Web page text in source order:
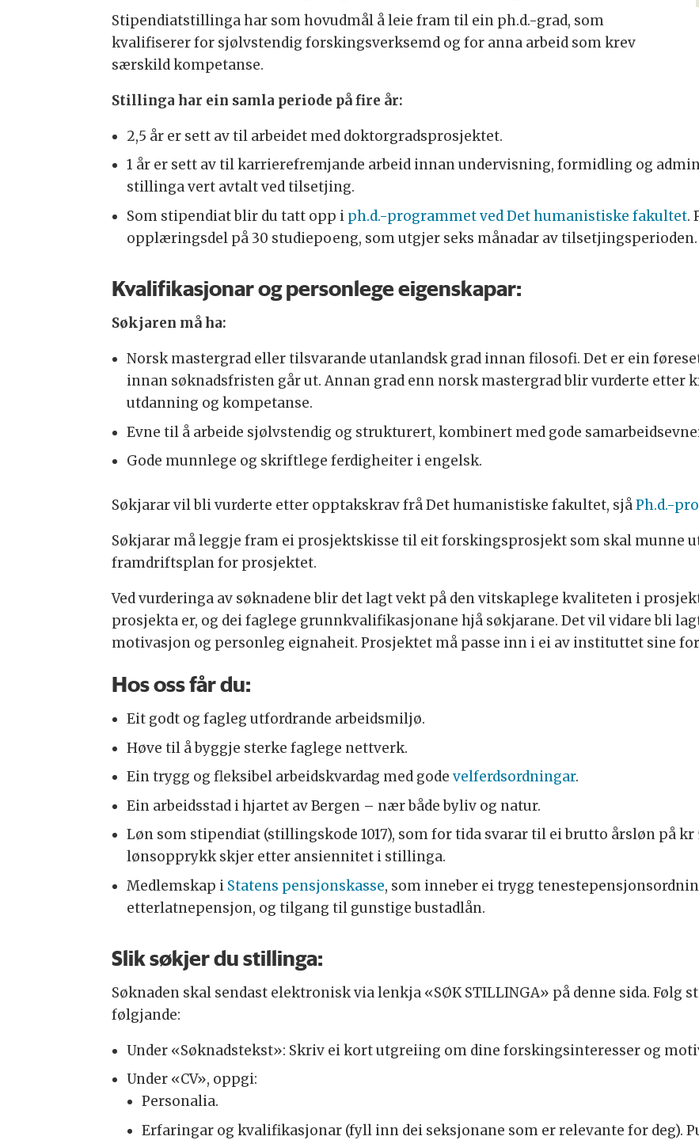
Stipendiatstillinga har som hovudmål å leie fram til ein ph.d.-grad, som
kvalifiserer for sjølvstendig forskingsverksemd og for anna arbeid som krev
særskild kompetanse.
Stillinga har ein samla periode på fire år:
2,5 år er sett av til arbeidet med doktorgradsprosjektet.
1 år er sett av til karrierefremjande arbeid innan undervisning, formidling og
stillinga vert avtalt ved tilsetjing.
Som stipendiat blir du tatt opp i ph.d.-programmet ved Det humanistiske fakultet.
opplæringsdel på 30 studiepoeng, som utgjer seks månadar av tilsetjingsperioden.
Kvalifikasjonar og personlege eigenskapar:
Søkjaren må ha:
Norsk mastergrad eller tilsvarande utanlandsk grad innan filosofi. Det er ein
innan søknadsfristen går ut. Annan grad enn norsk mastergrad blir vurderte etter
utdanning og kompetanse.
Evne til å arbeide sjølvstendig og strukturert, kombinert med gode
Gode munnlege og skriftlege ferdigheiter i engelsk.
Søkjarar vil bli vurderte etter opptakskrav frå Det humanistiske fakultet, sjåPh.d.-
Søkjarar må leggje fram ei prosjektskisse til eit forskingsprosjekt som skal munne
framdriftsplan for prosjektet.
Ved vurderinga av søknadene blir det lagt vekt på den vitskaplege kvaliteten i
prosjekta er, og dei faglege grunnkvalifikasjonane hjå søkjarane. Det vil vidare bli
motivasjon og personleg eignaheit. Prosjektet må passe inn i ei av instituttet sine
Hos oss får du:
Eit godt og fagleg utfordrande arbeidsmiljø.
Høve til å byggje sterke faglege nettverk.
Ein trygg og fleksibel arbeidskvardag med gode velferdsordningar.
Ein arbeidsstad i hjartet av Bergen – nær både byliv og natur.
Løn som stipendiat (stillingskode 1017), som for tida svarar til ei brutto årsløn på
lønsopprykk skjer etter ansiennitet i stillinga.
Medlemskap i Statens pensjonskasse, som inneber ei trygg
etterlatnepensjon, og tilgang til gunstige bustadlån.
Slik søkjer du stillinga:
Søknaden skal sendast elektronisk via lenkja «SØK STILLINGA» på denne sida. Følg
følgjande:
Under «Søknadstekst»: Skriv ei kort utgreiing om dine forskingsinteresser og
Under «CV», oppgi:
Personalia.
Erfaringar og kvalifikasjonar (fyll inn dei seksjonane som er relevante for deg).